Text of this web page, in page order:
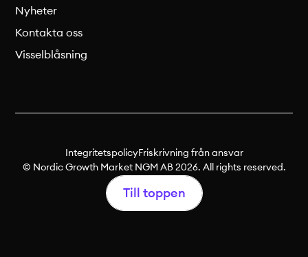
Nyheter
Kontakta oss
Visselblåsning
IntegritetspolicyFriskrivning från ansvar
© Nordic Growth Market NGM AB 2026. All rights reserved.
Till toppen